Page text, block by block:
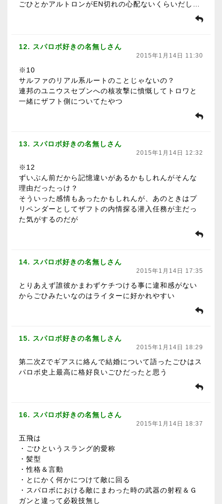
ごひとかアルトロンがEN切れの心配ないくらいだし…
12. スパロボ好きの名無しさん
2015年1月14日 11:30
※10
サルファのリアル系ルートのことじゃないの？
連邦のユニウスセブンへの核攻撃に憤慨してトロワと
一緒にザフト側についてたやつ
13. スパロボ好きの名無しさん
2015年1月14日 12:32
※12
ずいぶん前だから記憶違いがあるかもしれんがそんな
理由だったっけ？
そういった感情もあったかもしれんが、あのときはプ
リペンダーとしてザフトの内情探る潜入任務が主だっ
た気がするのだが
14. スパロボ好きの名無しさん
2015年1月14日 17:35
とりあえず誰彼かまわずケチつける事に違和感がない
からごひみたいなのはライターに好かれやすい
15. スパロボ好きの名無しさん
2015年1月14日 18:29
第二次Zでギアスに絡んで結婚について語ったごひはス
パロボ史上最高に格好良いごひだったと思う
16. スパロボ好きの名無しさん
2015年1月14日 18:37
五飛は
・ごひというスラング的愛称
・髪型
・性格＆言動
・とにかく何かにつけて敵に回る
・スパロボにおける敵にまわった時の武器の射程＆Ｇ
ガンと違って必殺技無し